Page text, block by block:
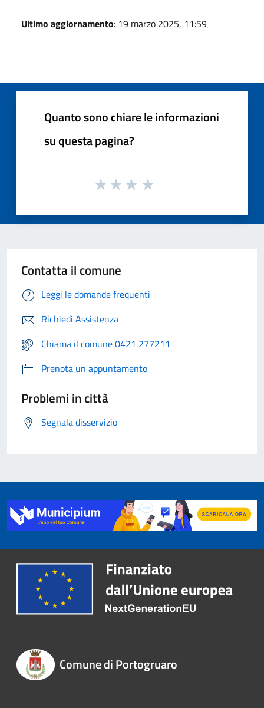
Ultimo aggiornamento: 19 marzo 2025, 11:59
Quanto sono chiare le informazioni
su questa pagina?
Contatta il comune
Leggi le domande frequenti
Richiedi Assistenza
Chiama il comune 0421 277211
Prenota un appuntamento
Problemi in città
Segnala disservizio
Comune di Portogruaro